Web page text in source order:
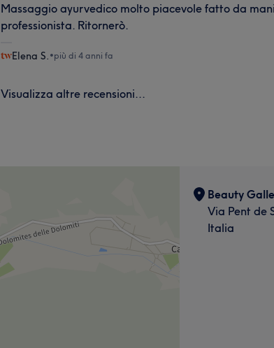
Massaggio ayurvedico molto piacevole fatto da
professionista. Ritornerò.
Elena S. •più di 4 anni fa
Visualizza altre recensioni...
Beauty
Via Pent de
Italia